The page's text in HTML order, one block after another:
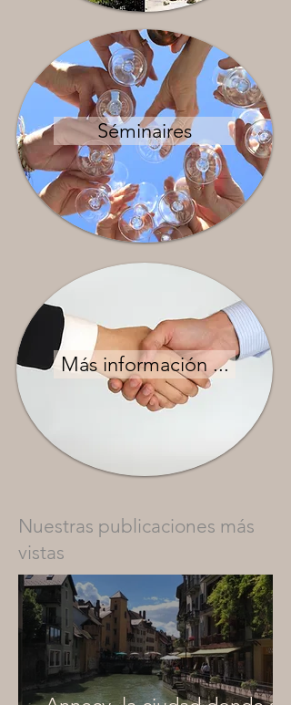
Séminaires
Más información ...
Nuestras publicaciones más
vistas